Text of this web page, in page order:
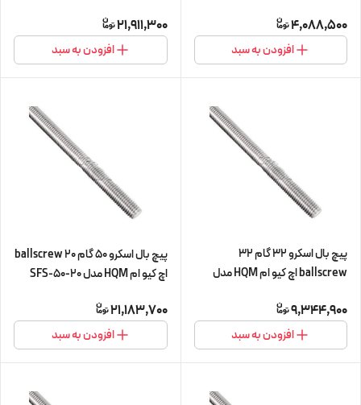
سی) (اورجینال وارداتی)
4,088,500
افزودن به سبد
21,911,300
افزودن به سبد
پیچ بال اسکرو 32 گام 32
ballscrew اچ کیو ام HQM مدل
مهره cnc سی ان سی) (اورجینال9,344,900
افزودن به سبد
پیچ بال اسکرو 50 گام 20 ballscrew
اچ کیو ام HQM مدل SFS-50-20
21,183,700
افزودن به سبد